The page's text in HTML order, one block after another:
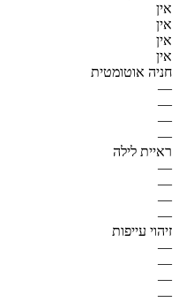
אין
אין
אין
אין
חניה אוטומטית
—
—
—
—
ראיית לילה
—
—
—
—
זיהוי עייפות
—
—
—
—